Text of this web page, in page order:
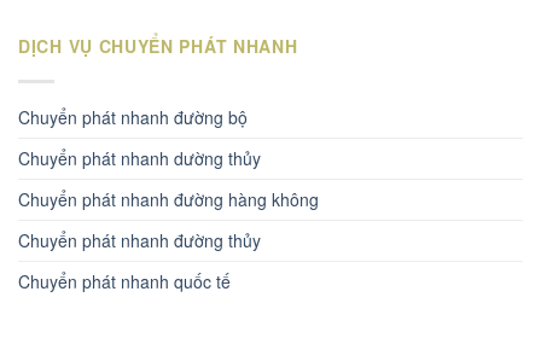
DỊCH VỤ CHUYỂN PHÁT NHANH
Chuyển phát nhanh đường bộ
Chuyển phát nhanh dường thủy
Chuyển phát nhanh đường hàng không
Chuyển phát nhanh đường thủy
Chuyển phát nhanh quốc tế